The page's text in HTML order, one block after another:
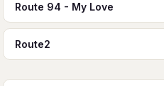
Route 94 - My Love
Route2